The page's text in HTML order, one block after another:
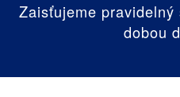
Zaisťujeme
dobou